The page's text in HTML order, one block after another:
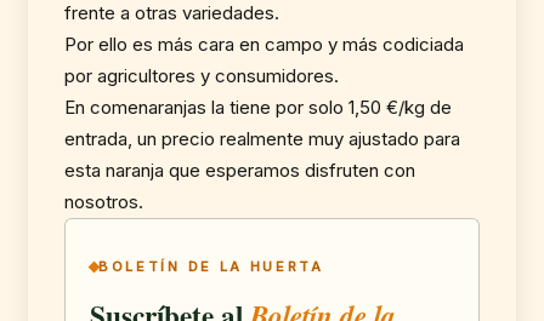
frente a otras variedades.
Por ello es más cara en campo y más codiciada
por agricultores y consumidores.
En comenaranjas la tiene por solo 1,50 €/kg de
entrada, un precio realmente muy ajustado para
esta naranja que esperamos disfruten con
nosotros.
BOLETÍN DE LA HUERTA